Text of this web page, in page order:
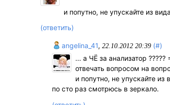
и попутно, не упускайте из
(ответить)
angelina_41, 22.10.2012 20:39 (#)
... а ЧЁ за анализатор
отвечать вопросом на
и попутно, не упускайте
по сто раз смотрюсь в зеркало.